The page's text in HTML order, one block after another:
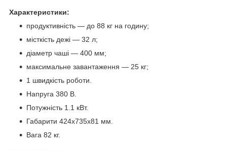
Характеристики:
продуктивність — до 88 кг на годину;
місткість дежі — 32 л;
діаметр чаші — 400 мм;
максимальне завантаження — 25 кг;
1 швидкість роботи.
Напруга 380 В.
Потужність 1.1 кВт.
Габарити 424х735х81 мм.
Вага 82 кг.